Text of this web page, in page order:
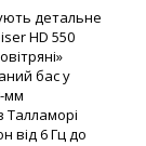
детальне
HD 550
бас у
мм
від 6 Гц до